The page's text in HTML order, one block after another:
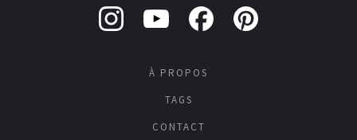
À PROPOS
TAGS
CONTACT